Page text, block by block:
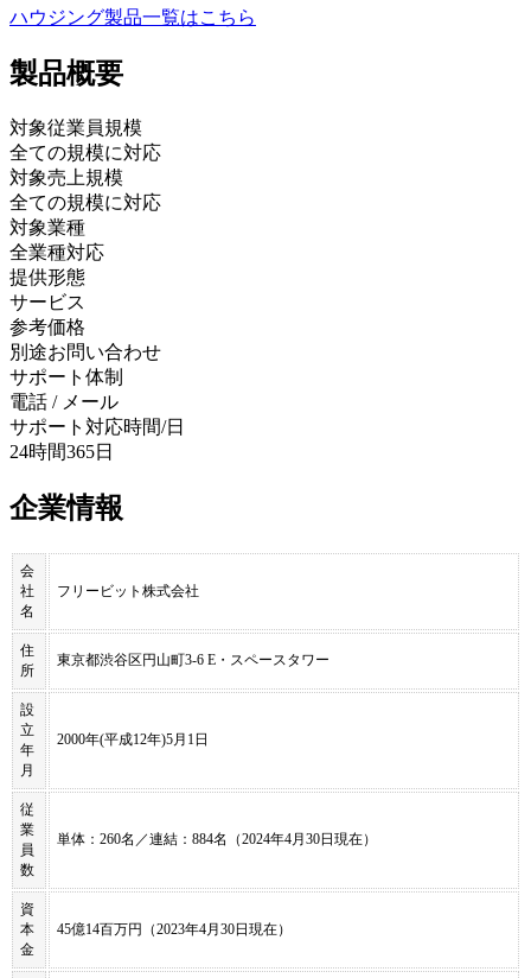
ハウジング製品一覧はこちら
製品概要
対象従業員規模
全ての規模に対応
対象売上規模
全ての規模に対応
対象業種
全業種対応
提供形態
サービス
参考価格
別途お問い合わせ
サポート体制
電話 / メール
サポート対応時間/日
24時間365日
企業情報
会
社
名
フリービット株式会社
住
所
東京都渋谷区円山町3-6 E・スペースタワー
設
立
年
月
2000年(平成12年)5月1日
従
業
員
数
単体：260名／連結：884名（2024年4月30日現在）
資
本
金
45億14百万円（2023年4月30日現在）